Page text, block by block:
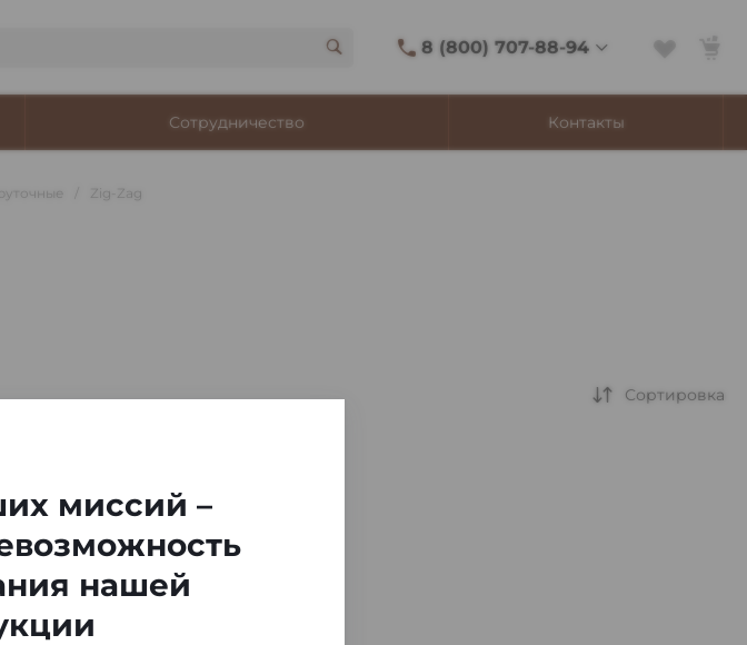
8 (800) 707-88-94
8 (800) 707-88-94
Адмирала Фокина, 8
Сотрудничество Контакты
Zig-Zag
Сортировка
миссий –
нашей